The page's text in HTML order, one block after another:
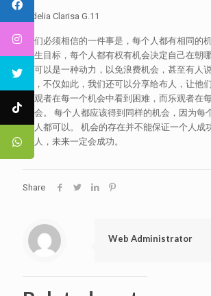
Adelia Clarisa G.11
我们必须相信的一件事是，每个人都有相同的
人生目标，每个人都有权有机会决定自己在朝
会可以是一种动力，以免浪费机会，甚至有人
来，不仅如此，我们还可以分享给布人，让他
悲观者在每一个机会中看到困难，而乐观者在
机会。 每个人都应该得到同样的机会，因为每
个人都可以。 机会的存在并不能保证一个人成
的人，未来一定会成功。
Share
Web Administrator